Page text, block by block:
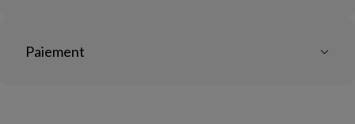
Paiement